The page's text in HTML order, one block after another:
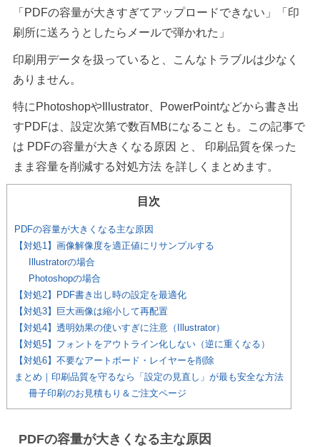
「PDFの容量が大きすぎてアップロードできない」「印
刷所に送ろうとしたらメールで弾かれた」
印刷用データを扱っていると、こんなトラブルは少なく
ありません。
特にPhotoshopやIllustrator、PowerPointなどから書き出
すPDFは、設定次第で数百MBになることも。この記事で
は PDFの容量が大きくなる原因 と、 印刷品質を保った
まま容量を削減する対処方法 を詳しくまとめます。
目次
PDFの容量が大きくなる主な原因
【対処1】画像解像度を適正値にリサンプルする
Illustratorの場合
Photoshopの場合
【対処2】PDF書き出し時の設定を最適化
【対処3】巨大画像は縮小して再配置
【対処4】透明効果の使いすぎに注意（Illustrator）
【対処5】フォントをアウトライン化しない（逆に重くなる）
【対処6】不要なアートボード・レイヤーを削除
まとめ｜印刷品質を守るなら「設定の見直し」が最も安全な方法
冊子印刷のお見積もり＆ご注文ページ
PDFの容量が大きくなる主な原因